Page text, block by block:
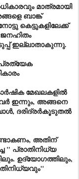
മാത്രമായി
ബാങ്ക്
കെട്ടുകളിലേക്ക്
ഇല്ലാതാകുന്നു.
മേഖലകളിൽ
ഇന്നും, അങ്ങനെ
ദരിദ്രർകൂടുതൽ
അതിന്
പ്രാതിനിധ്യ
ഉദ്യോഗത്തിലും,